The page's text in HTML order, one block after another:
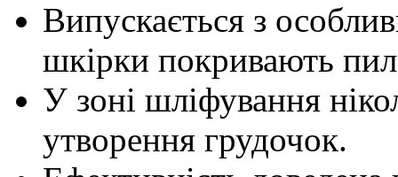
Випускається з
шкірки покривають
У зоні шліфування
утворення грудочок.